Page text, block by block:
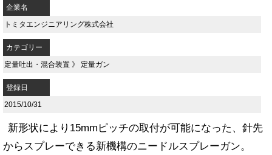
企業名
トミタエンジニアリング株式会社
カテゴリー
定量吐出・混合装置 》 定量ガン
登録日
2015/10/31
新形状により15mmピッチの取付が可能になった、針先
からスプレーできる新機構のニードルスプレーガン。